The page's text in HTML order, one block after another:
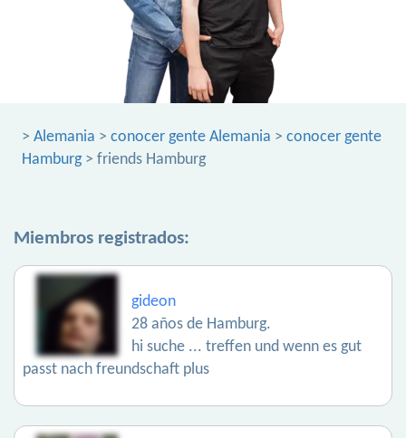
> Alemania > conocer gente Alemania > conocer gente
Hamburg> friends Hamburg
Miembros registrados:
gideon
28 años de Hamburg.
hi suche ... treffen und wenn es gut
passt nach freundschaft plus